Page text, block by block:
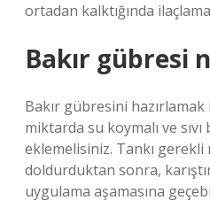
ortadan kalktığında
Bakır gübresi
Bakır gübresini
miktarda su koymalı ve
eklemelisiniz. Tankı
doldurduktan sonra,
uygulama aşamasına